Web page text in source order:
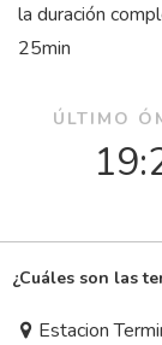
la duración
25min
ÚLTIMO
¿Cuáles son las
Estacion